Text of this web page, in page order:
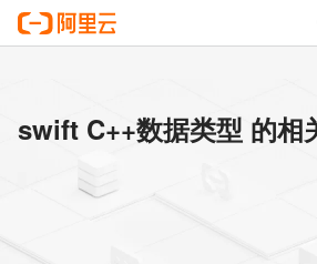
swift C++数据类型 的相